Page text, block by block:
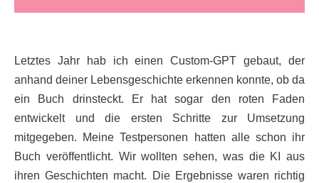
Letztes Jahr hab ich einen Custom-GPT gebaut, der
anhand deiner Lebensgeschichte erkennen konnte, ob da
ein Buch drinsteckt. Er hat sogar den roten Faden
entwickelt und die ersten Schritte zur Umsetzung
mitgegeben. Meine Testpersonen hatten alle schon ihr
Buch veröffentlicht. Wir wollten sehen, was die KI aus
ihren Geschichten macht. Die Ergebnisse waren richtig